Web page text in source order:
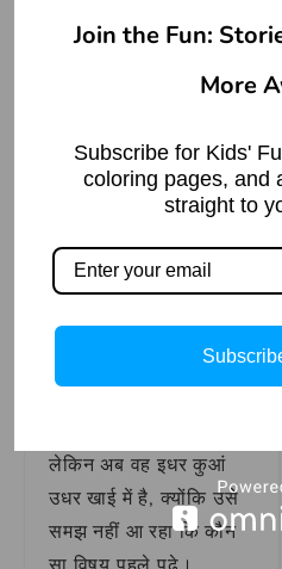
उधर खाई
वाक्य प्रयोग
वाक्य प्रयोग – जब से कंपनी
में छंटनी हुई है, राजेश इधर
कुआं उधर खाई की स्थिति में
है, क्योंकि उसे समझ नहीं आ
वाक्य प्रयोग – परीक्षा में
लेकिन अब वह इधर कुआं
उधर खाई में है, क्योंकि उसे
समझ नहीं आ रहा कि कौन
Join the Fun:
More
Subscribe for Kids'
coloring pages, and
straight to